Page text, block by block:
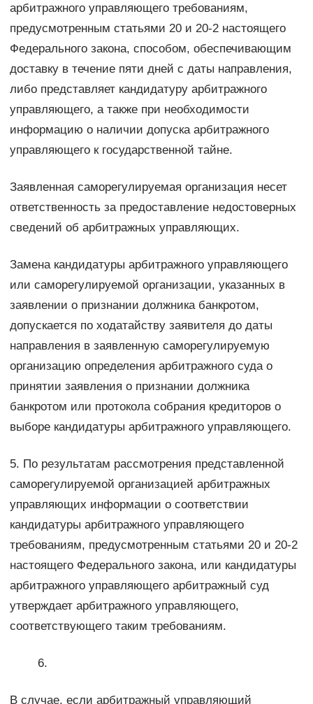
арбитражного управляющего требованиям,
предусмотренным статьями 20 и 20-2 настоящего
Федерального закона, способом, обеспечивающим
доставку в течение пяти дней с даты направления,
либо представляет кандидатуру арбитражного
управляющего, а также при необходимости
информацию о наличии допуска арбитражного
управляющего к государственной тайне.
Заявленная саморегулируемая организация несет
ответственность за предоставление недостоверных
сведений об арбитражных управляющих.
Замена кандидатуры арбитражного управляющего
или саморегулируемой организации, указанных в
заявлении о признании должника банкротом,
допускается по ходатайству заявителя до даты
направления в заявленную саморегулируемую
организацию определения арбитражного суда о
принятии заявления о признании должника
банкротом или протокола собрания кредиторов о
выборе кандидатуры арбитражного управляющего.
5. По результатам рассмотрения представленной
саморегулируемой организацией арбитражных
управляющих информации о соответствии
кандидатуры арбитражного управляющего
требованиям, предусмотренным статьями 20 и 20-2
настоящего Федерального закона, или кандидатуры
арбитражного управляющего арбитражный суд
утверждает арбитражного управляющего,
соответствующего таким требованиям.
6.
В случае, если арбитражный управляющий